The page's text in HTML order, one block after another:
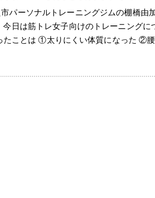
パーソナルトレーニングジムの棚橋由
今日は筋トレ女子向けのトレーニングに
たことは ①太りにくい体質になった ②